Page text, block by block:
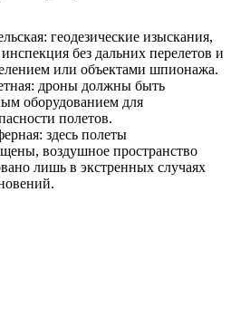
геодезические изыскания,
без дальних перелетов и
или объектами шпионажа.
дроны должны быть
оборудованием для
полетов.
здесь полеты
воздушное пространство
лишь в экстренных случаях